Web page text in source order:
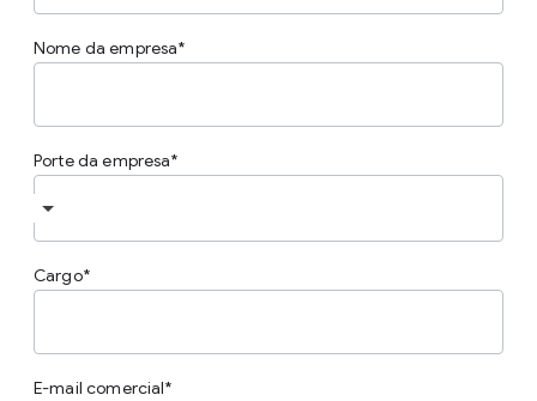
Nome da empresa
Porte da empresa
Cargo
E-mail comercial